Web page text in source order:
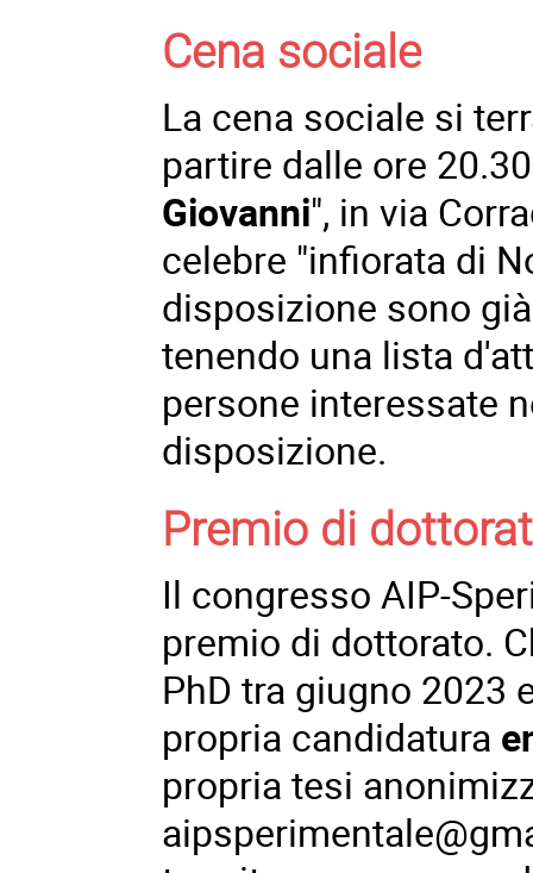
Cena sociale
La cena sociale si
partire dalle ore
Giovanni", in via
celebre "infiorata di
disposizione sono
tenendo una lista
persone interessate
disposizione.
Premio di
Il congresso AIP-
premio di dottorato.
PhD tra giugno 2023
propria candidatura
propria tesi